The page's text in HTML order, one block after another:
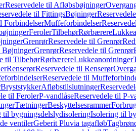
Reservedele til Afløbsbøjninger
til FittingsBøjninger
ForbindelserMuffeforbindelser
FerolerTilbehørRørbærere
GrenrørReservedele til Grenrør
BøjningerGrenrørReservedele til Grenrør
til TilbehørRørbærereLukkeanordninger
RenserørReservedele til Renserør
Reservedele til
BryststykkerAfløbstilslutninger
til FerolerP-vandlåseReservedele til P-
TætningerBeskyttelsesrammer
til bygningsdelslydisoleringIsolering til
ventilerGeberit Pluvia tagafløb